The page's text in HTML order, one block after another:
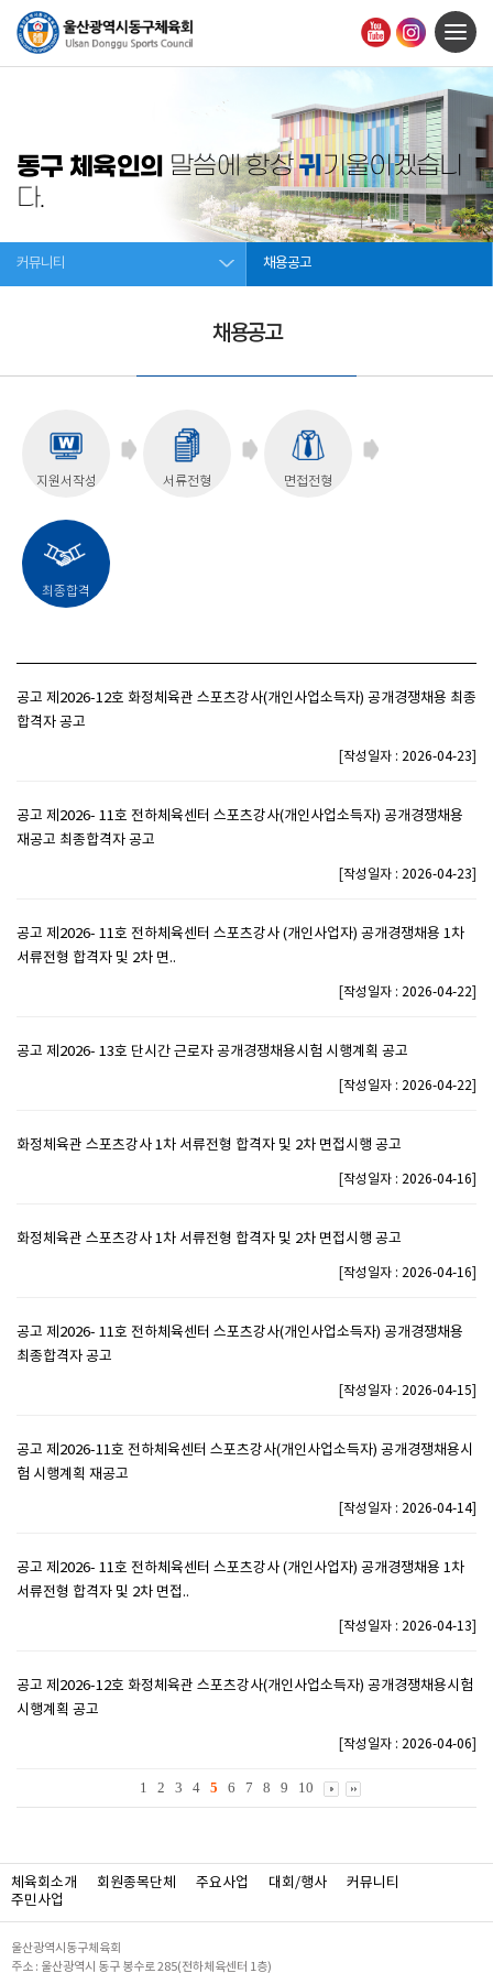
동구 체육인의 말씀에 항상귀기울이겠습니
다.
커뮤니티 채용공고
채용공고
지원서작성 서류전형 면접전형
최종합격
공고 제2026-12호 화정체육관 스포츠강사(개인사업소득자) 공개경쟁채용 최종
합격자 공고
작성일자 : 2026-04-23
공고 제2026- 11호 전하체육센터 스포츠강사(개인사업소득자) 공개경쟁채용
재공고 최종합격자 공고
작성일자 : 2026-04-23
공고 제2026- 11호 전하체육센터 스포츠강사 (개인사업자) 공개경쟁채용 1차
서류전형 합격자 및 2차 면..
작성일자 : 2026-04-22
공고 제2026- 13호 단시간 근로자 공개경쟁채용시험 시행계획 공고
작성일자 : 2026-04-22
화정체육관 스포츠강사 1차 서류전형 합격자 및 2차 면접시행 공고
작성일자 : 2026-04-16
화정체육관 스포츠강사 1차 서류전형 합격자 및 2차 면접시행 공고
작성일자 : 2026-04-16
공고 제2026- 11호 전하체육센터 스포츠강사(개인사업소득자) 공개경쟁채용
최종합격자 공고
작성일자 : 2026-04-15
공고 제2026-11호 전하체육센터 스포츠강사(개인사업소득자) 공개경쟁채용시
험 시행계획 재공고
작성일자 : 2026-04-14]
공고 제2026- 11호 전하체육센터 스포츠강사 (개인사업자) 공개경쟁채용 1차
서류전형 합격자 및 2차 면접..
작성일자 : 2026-04-13
공고 제2026-12호 화정체육관 스포츠강사(개인사업소득자) 공개경쟁채용시험
시행계획 공고
작성일자 : 2026-04-06
1 2 3 4 5 6 7 8 9 10
체육회소개 회원종목단체 주요사업 대회/행사
커뮤니티
주민사업
울산광역시동구체육회
주소 : 울산광역시 동구 봉수로 285(전하체육센터 1층)